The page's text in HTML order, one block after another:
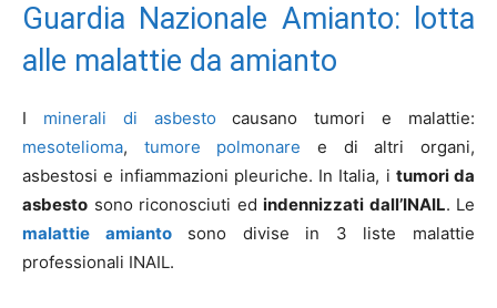
Guardia Nazionale Amianto: lotta
alle malattie da amianto
I minerali di asbesto causano tumori e malattie:
mesotelioma, tumore polmonare e di altri organi,
asbestosi e infiammazioni pleuriche. In Italia, i tumori da
asbesto sono riconosciuti ed indennizzati dall’INAIL. Le
malattie amiantosono divise in 3 liste malattie
professionali INAIL.